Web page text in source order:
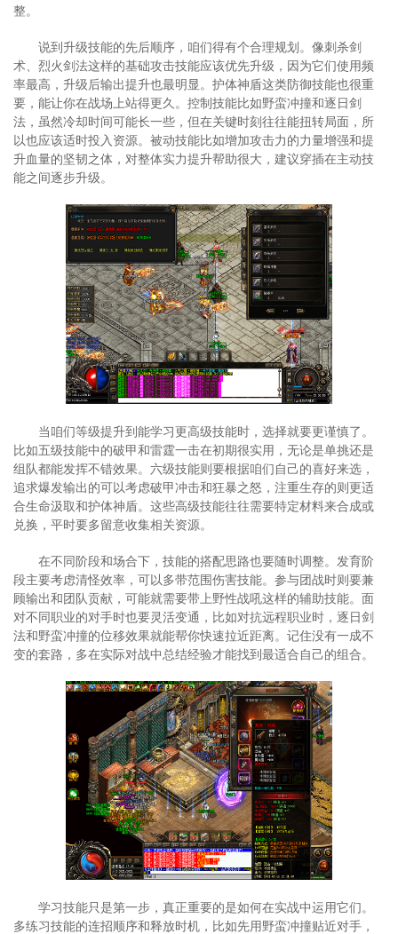
整。
说到升级技能的先后顺序，咱们得有个合理规划。像刺杀剑
术、烈火剑法这样的基础攻击技能应该优先升级，因为它们使用频
率最高，升级后输出提升也最明显。护体神盾这类防御技能也很重
要，能让你在战场上站得更久。控制技能比如野蛮冲撞和逐日剑
法，虽然冷却时间可能长一些，但在关键时刻往往能扭转局面，所
以也应该适时投入资源。被动技能比如增加攻击力的力量增强和提
升血量的坚韧之体，对整体实力提升帮助很大，建议穿插在主动技
能之间逐步升级。
当咱们等级提升到能学习更高级技能时，选择就要更谨慎了。
比如五级技能中的破甲和雷霆一击在初期很实用，无论是单挑还是
组队都能发挥不错效果。六级技能则要根据咱们自己的喜好来选，
追求爆发输出的可以考虑破甲冲击和狂暴之怒，注重生存的则更适
合生命汲取和护体神盾。这些高级技能往往需要特定材料来合成或
兑换，平时要多留意收集相关资源。
在不同阶段和场合下，技能的搭配思路也要随时调整。发育阶
段主要考虑清怪效率，可以多带范围伤害技能。参与团战时则要兼
顾输出和团队贡献，可能就需要带上野性战吼这样的辅助技能。面
对不同职业的对手时也要灵活变通，比如对抗远程职业时，逐日剑
法和野蛮冲撞的位移效果就能帮你快速拉近距离。记住没有一成不
变的套路，多在实际对战中总结经验才能找到最适合自己的组合。
学习技能只是第一步，真正重要的是如何在实战中运用它们。
多练习技能的连招顺序和释放时机，比如先用野蛮冲撞贴近对手，